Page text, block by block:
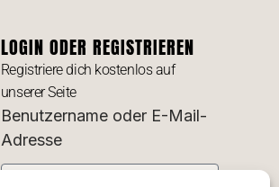
LOGIN ODER REGISTRIEREN
Registriere dich kostenlos auf
unserer Seite
Benutzername oder E-Mail-
Adresse